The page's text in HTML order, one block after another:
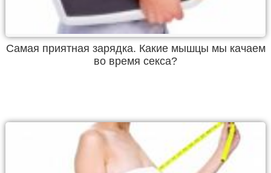
Самая приятная зарядка. Какие мышцы мы качаем
во время секса?